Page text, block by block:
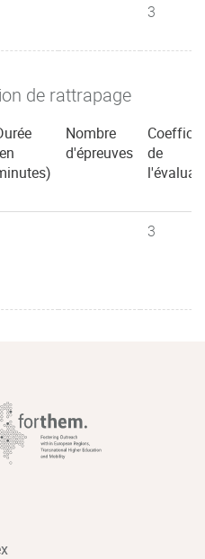
3
de rattrapage
Nombre
d'épreuves
de
3